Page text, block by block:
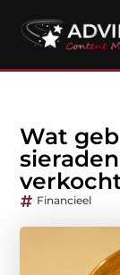
Wat
Financieel